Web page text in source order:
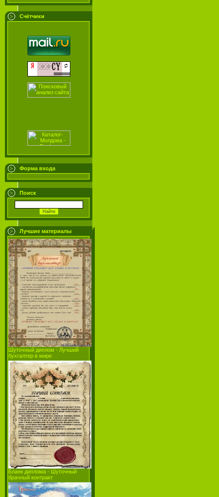
Счётчики
Форма входа
Поиск
Лучшие материалы
Шуточный диплом - Лучший
бухгалтер в мире
Бланк диплома - Шуточный
брачный контракт